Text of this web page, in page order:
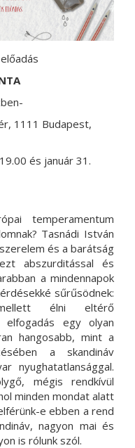
1111 Budapest,
és január 31.
temperamentum
Tasnádi István
és a barátság
abszurditással és
a mindennapok
sűrűsödnek:
élni eltérő
egy olyan
hangosabb, mint a
a skandináv
nyughatatlansággal.
mégis rendkívül
minden mondat alatt
e ebben a rend
nagyon mai és
is rólunk szól.